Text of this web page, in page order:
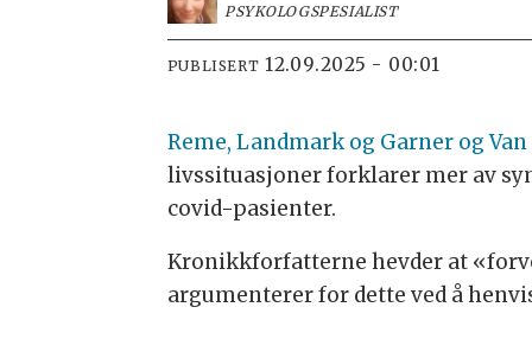
PSYKOLOGSPESIALIST
PUBLISERT 12.09.2025 - 00:01
Reme, Landmark og Garner og Van
livssituasjoner forklarer mer av
covid-pasienter.
Kronikkforfatterne hevder at
argumenterer for dette ved å